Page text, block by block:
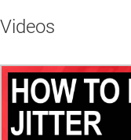
Videos